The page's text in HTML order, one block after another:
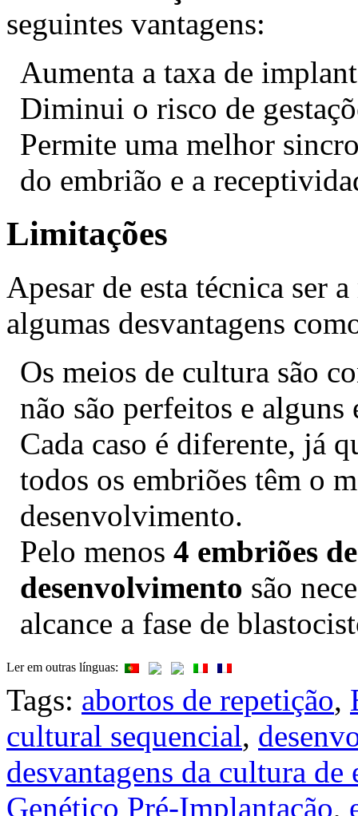
seguintes vantagens:
Aumenta a taxa de
Diminui o risco de
Permite uma melhor
do embrião e a
Limitações
Apesar de esta técnica ser
algumas desvantagens
Os meios de cultura são
não são perfeitos e
Cada caso é diferente, já
todos os embriões têm o
desenvolvimento.
Pelo menos 4 embriões
desenvolvimento são
alcance a fase de
Ler em outras línguas:
Tags: abortos de repetição,
cultural sequencial,
desvantagens da cultura de
Genético Pré-Implantação,